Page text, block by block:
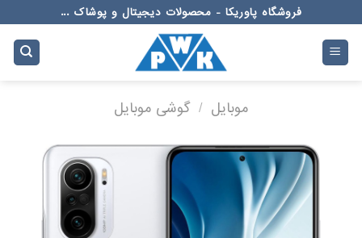
to
content
فروشگاه پاوریکا - محصولات دیجیتال و پوشاک ...
موبایل / گوشی موبایل